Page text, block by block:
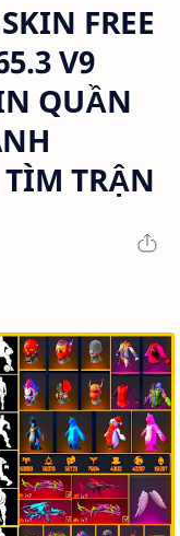
FREE
V9
QUẦN
TRẬN